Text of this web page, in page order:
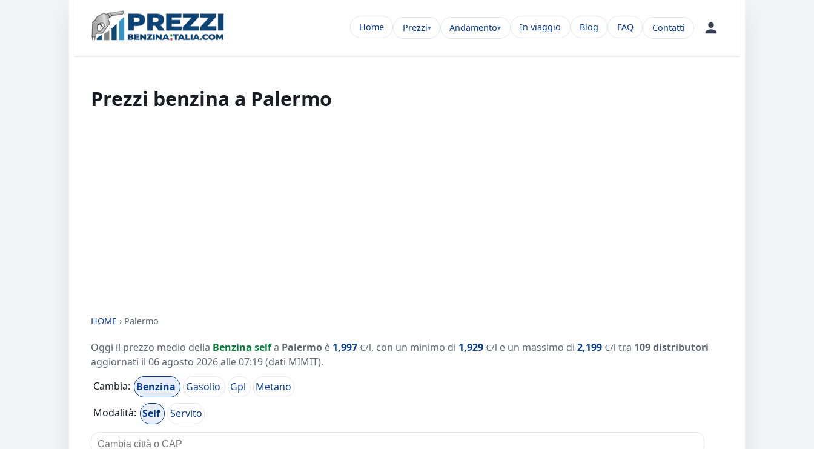
Home Prezzi Andamento In viaggio Blog FAQ Contatti
Prezzi benzina a Palermo
HOME › Palermo
Oggi il prezzo medio della Benzina selfa Palermo è 1,997 €/l, con un minimo di 1,929 €/l e un massimo di 2,199 €/l tra 109 distributori
aggiornati il 06 agosto 2026 alle 07:19(dati MIMIT).
Cambia: Benzina Gasolio Gpl
Metano
Modalità: Self Servito